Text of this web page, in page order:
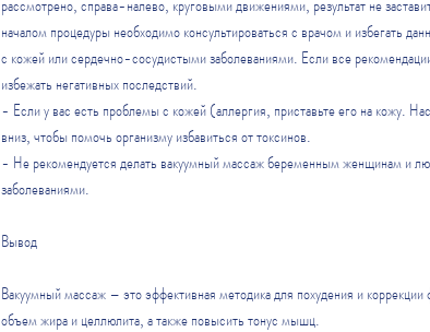
рассмотрено, справа-налево, круговыми движениями, результат не
началом процедуры необходимо консультироваться с врачом и избегать
с кожей или сердечно-сосудистыми заболеваниями. Если все
избежать негативных последствий.
- Если у вас есть проблемы с кожей (аллергия, приставьте его на кожу.
вниз, чтобы помочь организму избавиться от токсинов.
- Не рекомендуется делать вакуумный массаж беременным женщинам и
заболеваниями.
Вывод
Вакуумный массаж – это эффективная методика для похудения и
объем жира и целлюлита, а также повысить тонус мышц.